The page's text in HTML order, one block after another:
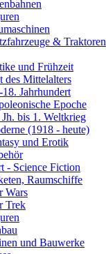
& Traktoren
und Frühzeit
des Mittelalters
18. Jahrhundert
Epoche
Jh. bis 1. Weltkrieg
(1918 - heute)
und Erotik
- Science Fiction
Raumschiffe
Wars
Trek
und Bauwerke